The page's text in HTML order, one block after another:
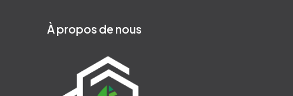
À propos de nous